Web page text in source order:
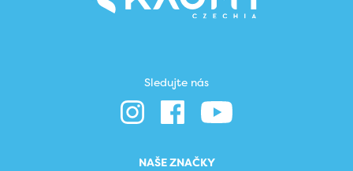
Sledujte nás
NAŠE ZNAČKY